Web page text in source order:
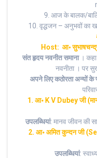
9. आज के बालक/
10. वृद्धजन – अनुभवों का
Host: आ॰ सुभाषचन्द्र
संत हृदय नवनीत समाना। कहा
नवनीता । पर
अपने लिए कठोरता अन्यों के
1. आ॰ K V Dubey जी
उपलब्धियां: मानव जीवन की
2. आ॰ अमित कुन्दन जी
उपलब्धियां: